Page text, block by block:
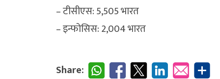
– टीसीएस: 5,505 भारत
– इन्फोसिस: 2,004 भारत
Share: